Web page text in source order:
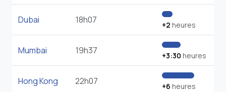
Dubai 18h07 +2 heures
Mumbai 19h37 +3:30 heures
Hong Kong 22h07 +6 heures